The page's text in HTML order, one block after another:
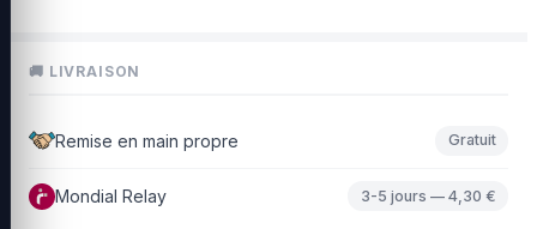
🚚 LIVRAISON
Remise en main propre Gratuit
Mondial Relay 3-5 jours — 4,30 €